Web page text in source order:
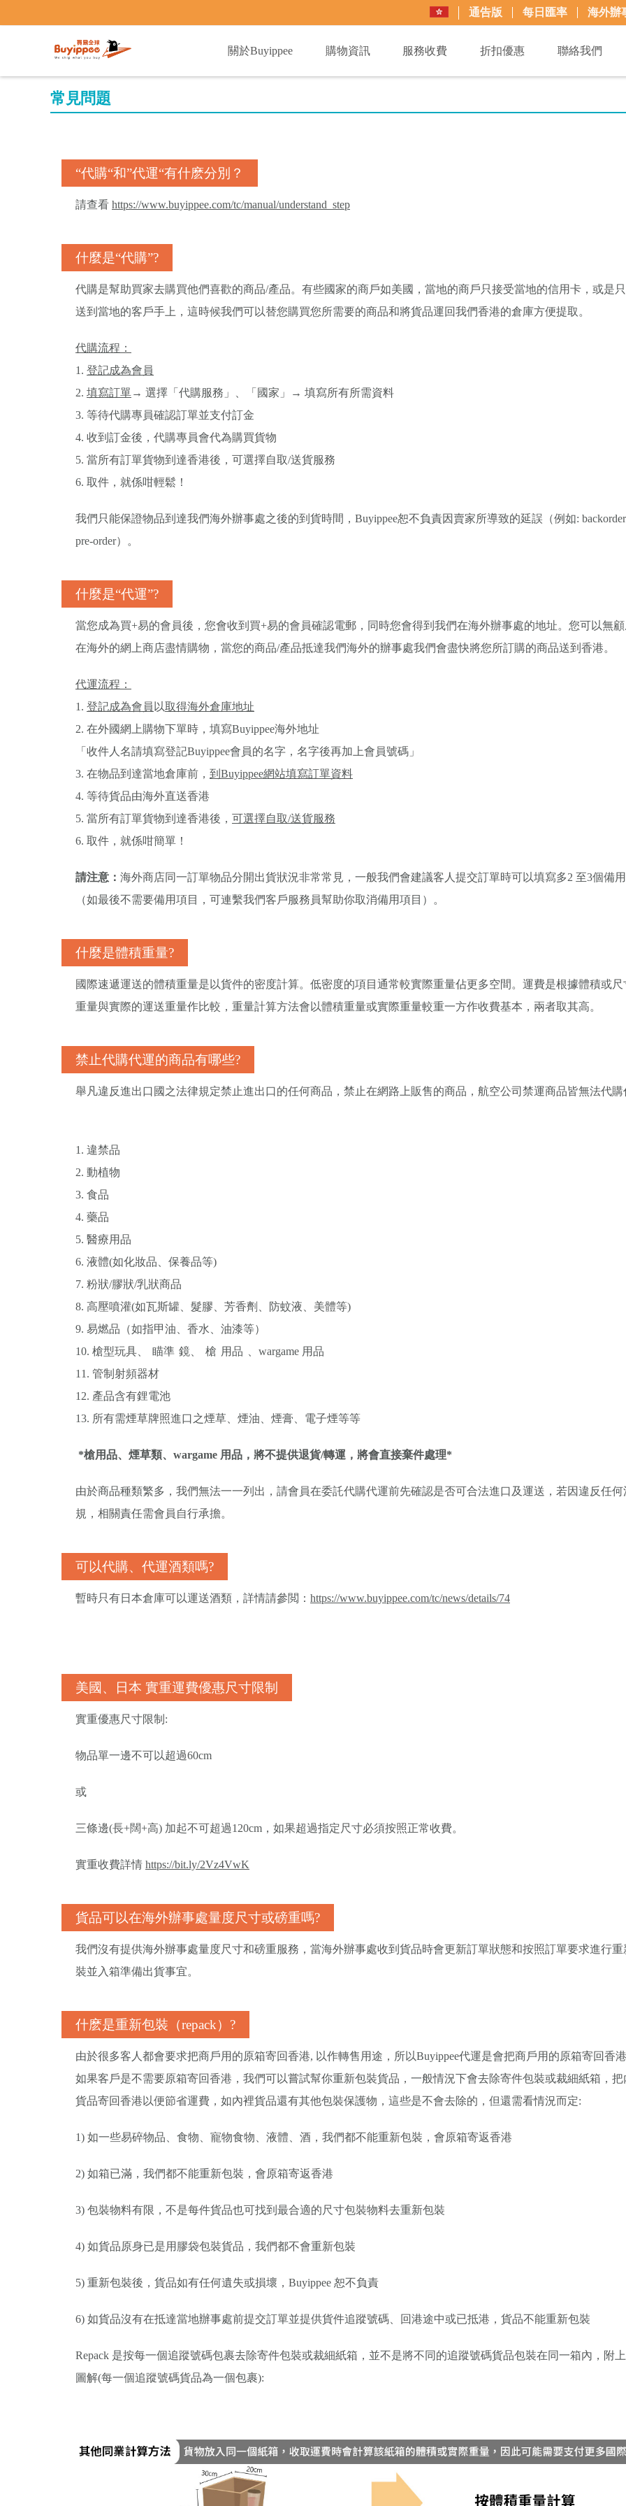
通告版 每日匯率 海外辦
關於Buyippee
購物資訊 服務收費 折扣優惠 聯絡我們
常見問題
“代購“和”代運“有什麽分別？
請查看 https://www.buyippee.com/tc/manual/understand_step
什麼是“代購”?
代購是幫助買家去購買他們喜歡的商品/產品。有些國家的商戶如美國，當地的商戶只接受當地的信用卡，或是
送到當地的客戶手上，這時候我們可以替您購買您所需要的商品和將貨品運回我們香港的倉庫方便提取。
代購流程：
1. 登記成為會員
2. 填寫訂單→ 選擇「代購服務」、「國家」→ 填寫所有所需資料
3. 等待代購專員確認訂單並支付訂金
4. 收到訂金後，代購專員會代為購買貨物
5. 當所有訂單貨物到達香港後，可選擇自取/送貨服務
6. 取件，就係咁輕鬆！
我們只能保證物品到達我們海外辦事處之後的到貨時間，Buyippee恕不負責因賣家所導致的延誤（例如:
pre-order）。
什麼是“代運”?
當您成為買+易的會員後，您會收到買+易的會員確認電郵，同時您會得到我們在海外辦事處的地址。您可以無
在海外的網上商店盡情購物，當您的商品/產品抵達我們海外的辦事處我們會盡快將您所訂購的商品送到香港。
代運流程：
1. 登記成為會員 以取得海外倉庫地址
2. 在外國網上購物下單時，填寫Buyippee海外地址
「收件人名請填寫登記Buyippee會員的名字，名字後再加上會員號碼」
3. 在物品到達當地倉庫前， 到Buyippee網站填寫訂單資料
4. 等待貨品由海外直送香港
5. 當所有訂單貨物到達香港後， 可選擇自取/送貨服務
6. 取件，就係咁簡單！
請注意： 海外商店同一訂單物品分開出貨狀況非常常見，一般我們會建議客人提交訂單時可以填寫多2 至3個備
（如最後不需要備用項目，可連繫我們客戶服務員幫助你取消備用項目）。
什麼是體積重量?
國際速遞運送的體積重量是以貨件的密度計算。低密度的項目通常較實際重量佔更多空間。運費是根據體積或尺
重量與實際的運送重量作比較，重量計算方法會以體積重量或實際重量較重一方作收費基本，兩者取其高。
禁止代購代運的商品有哪些?
舉凡違反進出口國之法律規定禁止進出口的任何商品，禁止在網路上販售的商品，航空公司禁運商品皆無法代購
1. 違禁品
2. 動植物
3. 食品
4. 藥品
5. 醫療用品
6. 液體(如化妝品、保養品等)
7. 粉狀/膠狀/乳狀商品
8. 高壓噴灌(如瓦斯罐、髮膠、芳香劑、防蚊液、美體等)
9. 易燃品（如指甲油、香水、油漆等）
10. 槍型玩具、
瞄準 鏡、 槍 用品
、wargame 用品
11. 管制射頻器材
12. 產品含有鋰電池
13. 所有需煙草牌照進口之煙草、煙油、煙膏、電子煙等等
*槍用品、煙草類、wargame 用品，將不提供退貨/轉運，將會直接棄件處理*
由於商品種類繁多，我們無法一一列出，請會員在委託代購代運前先確認是否可合法進口及運送，若因違反任何
規，相關責任需會員自行承擔。
可以代購、代運酒類嗎?
暫時只有日本倉庫可以運送酒類，詳情請參閲： https://www.buyippee.com/tc/news/details/74
美國、日本 實重運費優惠尺寸限制
實重優惠尺寸限制:
物品單一邊不可以超過60cm
或
三條邊(長+闊+高) 加起不可超過120cm，如果超過指定尺寸必須按照正常收費。
實重收費詳情 https://bit.ly/2Vz4VwK
貨品可以在海外辦事處量度尺寸或磅重嗎?
我們沒有提供海外辦事處量度尺寸和磅重服務，當海外辦事處收到貨品時會更新訂單狀態和按照訂單要求進行重
裝並入箱準備出貨事宜。
什麽是重新包裝（repack）?
由於很多客人都會要求把商戶用的原箱寄回香港, 以作轉售用途，所以Buyippee代運是會把商戶用的原箱寄回香
如果客戶是不需要原箱寄回香港，我們可以嘗試幫你重新包裝貨品，一般情況下會去除寄件包裝或裁細紙箱，把
貨品寄回香港以便節省運費，如內裡貨品還有其他包裝保護物，這些是不會去除的，但還需看情況而定:
1) 如一些易碎物品、食物、寵物食物、液體、酒，我們都不能重新包裝，會原箱寄返香港
2) 如箱已滿，我們都不能重新包裝，會原箱寄返香港
3) 包裝物料有限，不是每件貨品也可找到最合適的尺寸包裝物料去重新包裝
4) 如貨品原身已是用膠袋包裝貨品，我們都不會重新包裝
5) 重新包裝後，貨品如有任何遺失或損壞，Buyippee 恕不負責
6) 如貨品沒有在抵達當地辦事處前提交訂單並提供貨件追蹤號碼、回港途中或已抵港，貨品不能重新包裝
Repack 是按每一個追蹤號碼包裹去除寄件包裝或裁細紙箱，並不是將不同的追蹤號碼貨品包裝在同一箱內，附
圖解(每一個追蹤號碼貨品為一個包裹):